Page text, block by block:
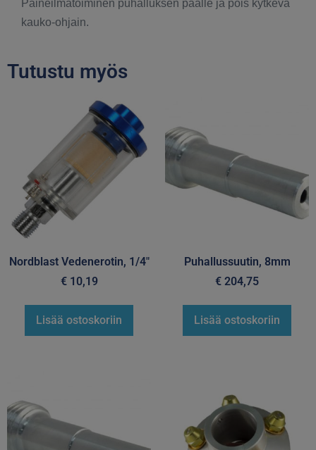
Paineilmatoiminen puhalluksen päälle ja pois kytkevä
kauko-ohjain.
Tutustu myös
Nordblast Vedenerotin, 1/4″
€10,19
Lisää ostoskoriin
Puhallussuutin, 8mm
€ 204,75
Lisää ostoskoriin